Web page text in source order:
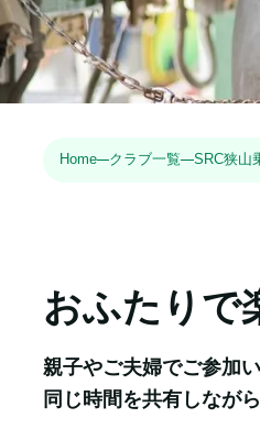
Home クラブ一覧 SRC狭山
おふたりで
親子やご夫婦でご参加
同じ時間を共有しなが